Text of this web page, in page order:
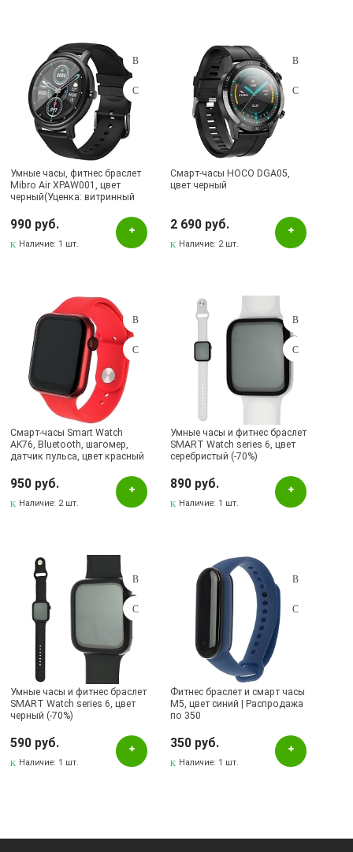
Умные часы, фитнес браслет
Mibro Air XPAW001, цвет
черный(Уценка: витринный
990 руб.
Наличие: 1 шт.
Смарт-часы HOCO DGA05,
цвет черный
2 690 руб.
Наличие: 2 шт.
Смарт-часы Smart Watch
AK76, Bluetooth, шагомер,
датчик пульса, цвет красный
950 руб.
Наличие: 2 шт.
Умные часы и фитнес браслет
SMART Watch series 6, цвет
серебристый (-70%)
890 руб.
Наличие: 1 шт.
Умные часы и фитнес браслет
SMART Watch series 6, цвет
черный (-70%)
590 руб.
Наличие: 1 шт.
Фитнес браслет и смарт часы
M5, цвет синий | Распродажа
по 350
350 руб.
Наличие: 1 шт.